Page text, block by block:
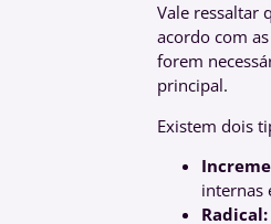
Vale ressaltar
acordo com
forem
principal.
Existem dois
internas
Radical: